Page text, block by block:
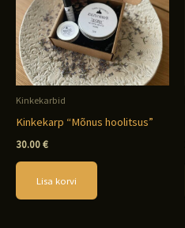
Kinkekarbid
Kinkekarp “Mõnus hoolitsus”
30.00€
Lisa korvi